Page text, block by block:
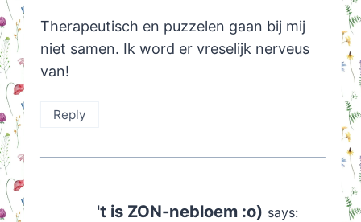
Therapeutisch en puzzelen gaan bij mij
niet samen. Ik word er vreselijk nerveus
van!
Reply
't is ZON-nebloem :o) says: